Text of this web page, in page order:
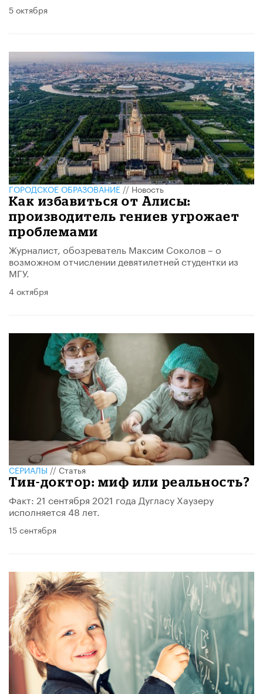
5 октября
ГОРОДСКОЕ ОБРАЗОВАНИЕ//Новость
Как избавиться от Алисы:
производитель гениев угрожает
проблемами
Журналист, обозреватель Максим Соколов – о
возможном отчислении девятилетней студентки из
МГУ.
4 октября
СЕРИАЛЫ//Статья
Тин-доктор: миф или реальность?
Факт: 21 сентября 2021 года Дугласу Хаузеру
исполняется 48 лет.
15 сентября